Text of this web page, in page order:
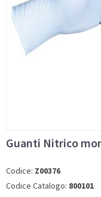
Guanti Nitrico
Codice: Z00376
Codice Catalogo: 800101